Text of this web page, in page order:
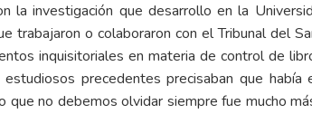
la investigación que desarrollo en la
o colaboraron con el Tribunal del
inquisitoriales en materia de control de
precedentes precisaban que había
no debemos olvidar siempre fue mucho